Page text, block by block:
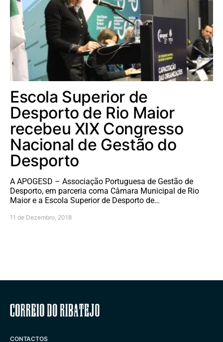
Escola Superior de
Desporto de Rio Maior
recebeu XIX Congresso
Nacional de Gestão do
Desporto
A APOGESD – Associação Portuguesa de Gestão de
Desporto, em parceria coma Câmara Municipal de Rio
Maior e a Escola Superior de Desporto de…
11 de Dezembro, 2018
Correio do Ribatejo
CONTACTOS